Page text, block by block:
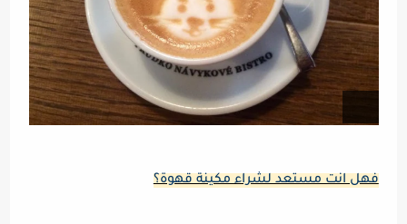
فهل انت مستعد لشراء مكينة قهوة؟